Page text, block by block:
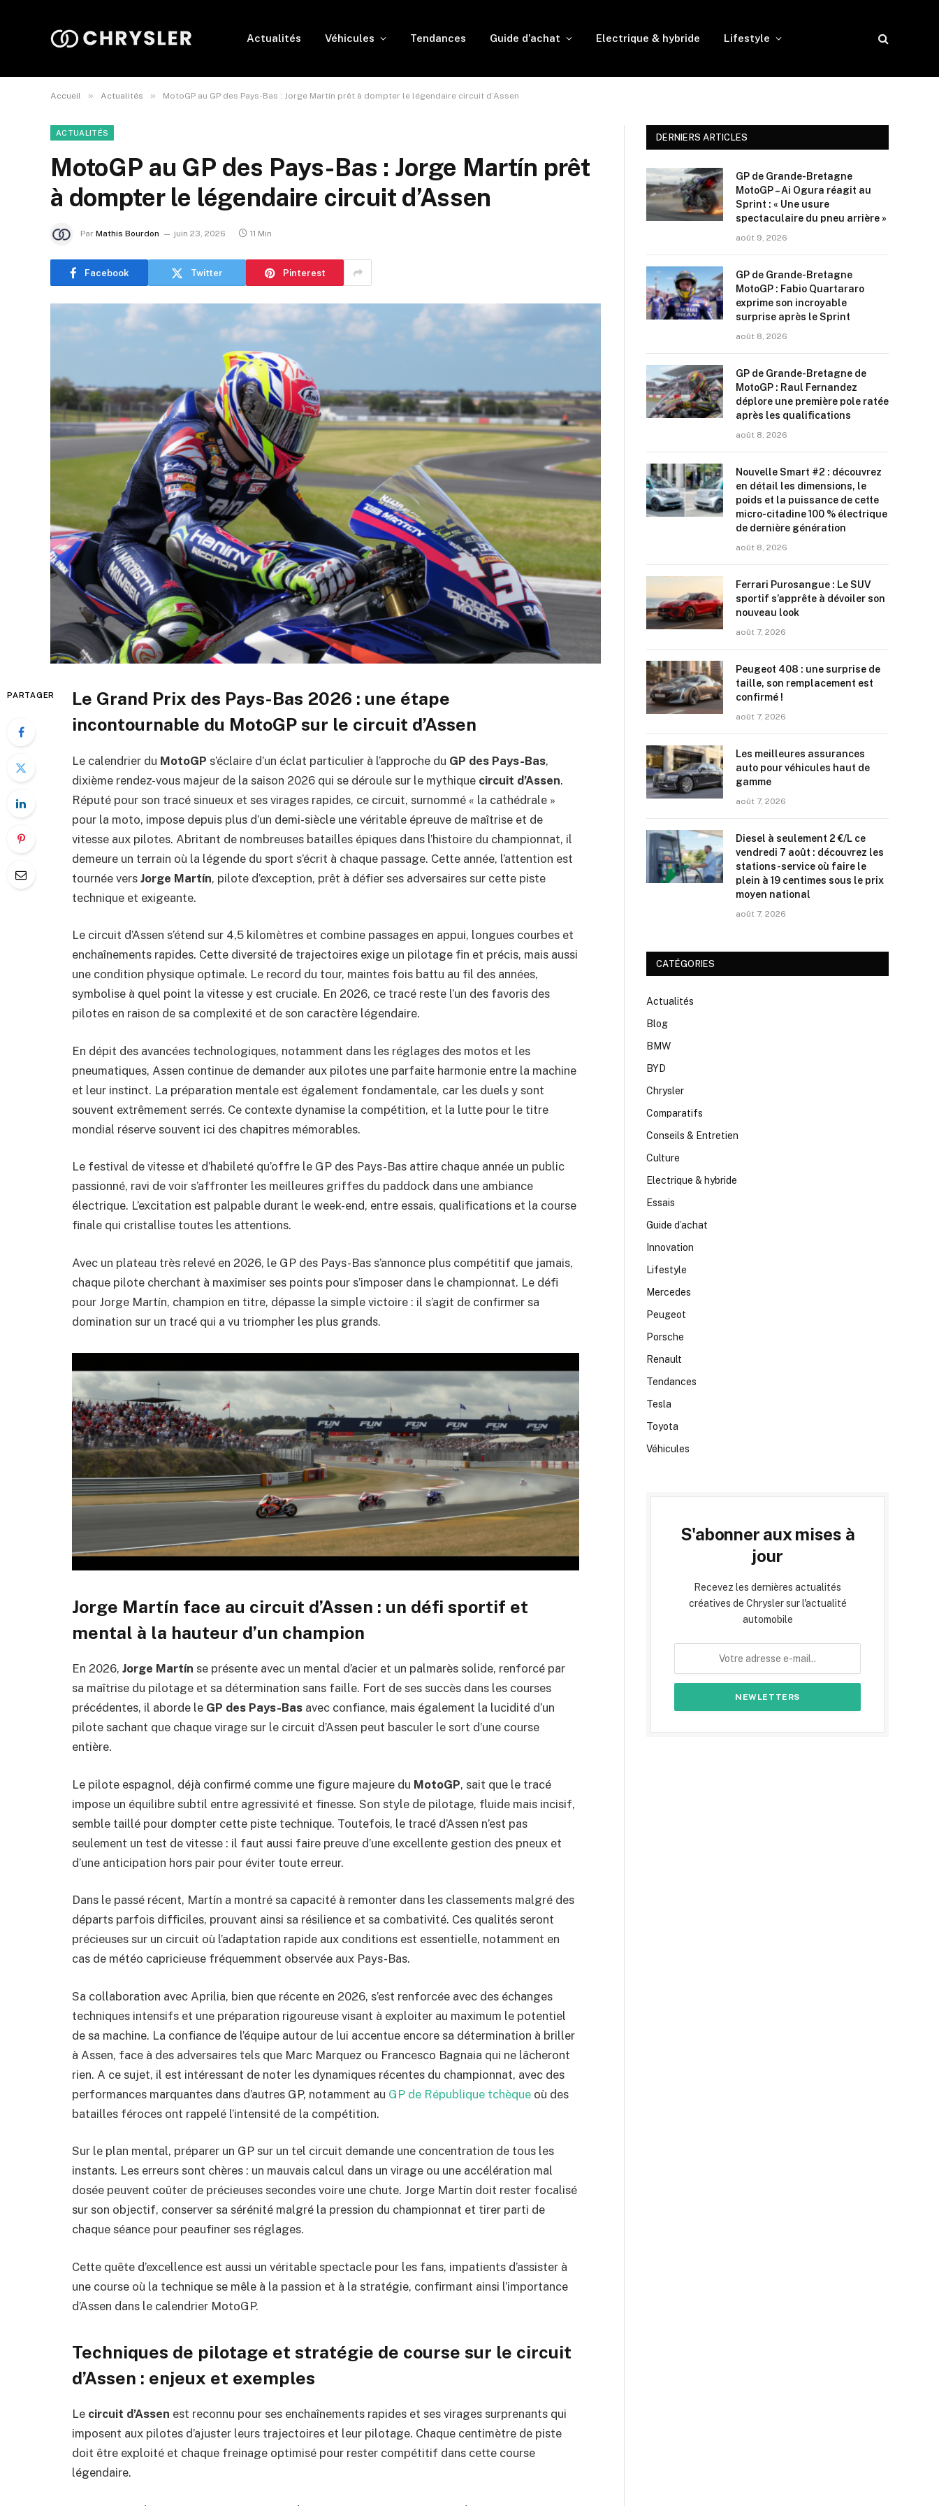
Actualités Véhicules Tendances Guide d’achat Electrique & hybride Lifestyle
Accueil » Actualités » MotoGP au GP des Pays-Bas : Jorge Martín prêt à dompter le légendaire circuit d’Assen
ACTUALITÉS
MotoGP au GP des Pays-Bas : Jorge Martín prêt
à dompter le légendaire circuit d’Assen
Par Mathis Bourdon juin 23, 2026 11 Min
Facebook Twitter Pinterest
PARTAGER
Le Grand Prix des Pays-Bas 2026 : une étape
incontournable du MotoGP sur le circuit d’Assen
Le calendrier du MotoGP s’éclaire d’un éclat particulier à l’approche du GP des Pays-Bas,
dixième rendez-vous majeur de la saison 2026 qui se déroule sur le mythique circuit d’Assen.
Réputé pour son tracé sinueux et ses virages rapides, ce circuit, surnommé « la cathédrale »
pour la moto, impose depuis plus d’un demi-siècle une véritable épreuve de maîtrise et de
vitesse aux pilotes. Abritant de nombreuses batailles épiques dans l’histoire du championnat, il
demeure un terrain où la légende du sport s’écrit à chaque passage. Cette année, l’attention est
tournée vers Jorge Martín, pilote d’exception, prêt à défier ses adversaires sur cette piste
technique et exigeante.
Le circuit d’Assen s’étend sur 4,5 kilomètres et combine passages en appui, longues courbes et
enchaînements rapides. Cette diversité de trajectoires exige un pilotage fin et précis, mais aussi
une condition physique optimale. Le record du tour, maintes fois battu au fil des années,
symbolise à quel point la vitesse y est cruciale. En 2026, ce tracé reste l’un des favoris des
pilotes en raison de sa complexité et de son caractère légendaire.
En dépit des avancées technologiques, notamment dans les réglages des motos et les
pneumatiques, Assen continue de demander aux pilotes une parfaite harmonie entre la machine
et leur instinct. La préparation mentale est également fondamentale, car les duels y sont
souvent extrêmement serrés. Ce contexte dynamise la compétition, et la lutte pour le titre
mondial réserve souvent ici des chapitres mémorables.
Le festival de vitesse et d’habileté qu’offre le GP des Pays-Bas attire chaque année un public
passionné, ravi de voir s’affronter les meilleures griffes du paddock dans une ambiance
électrique. L’excitation est palpable durant le week-end, entre essais, qualifications et la course
finale qui cristallise toutes les attentions.
Avec un plateau très relevé en 2026, le GP des Pays-Bas s’annonce plus compétitif que jamais,
chaque pilote cherchant à maximiser ses points pour s’imposer dans le championnat. Le défi
pour Jorge Martín, champion en titre, dépasse la simple victoire : il s’agit de confirmer sa
domination sur un tracé qui a vu triompher les plus grands.
Jorge Martín face au circuit d’Assen : un défi sportif et
mental à la hauteur d’un champion
En 2026, Jorge Martín se présente avec un mental d’acier et un palmarès solide, renforcé par
sa maîtrise du pilotage et sa détermination sans faille. Fort de ses succès dans les courses
précédentes, il aborde le GP des Pays-Bas avec confiance, mais également la lucidité d’un
pilote sachant que chaque virage sur le circuit d’Assen peut basculer le sort d’une course
entière.
Le pilote espagnol, déjà confirmé comme une figure majeure du MotoGP, sait que le tracé
impose un équilibre subtil entre agressivité et finesse. Son style de pilotage, fluide mais incisif,
semble taillé pour dompter cette piste technique. Toutefois, le tracé d’Assen n’est pas
seulement un test de vitesse : il faut aussi faire preuve d’une excellente gestion des pneux et
d’une anticipation hors pair pour éviter toute erreur.
Dans le passé récent, Martín a montré sa capacité à remonter dans les classements malgré des
départs parfois difficiles, prouvant ainsi sa résilience et sa combativité. Ces qualités seront
précieuses sur un circuit où l’adaptation rapide aux conditions est essentielle, notamment en
cas de météo capricieuse fréquemment observée aux Pays-Bas.
Sa collaboration avec Aprilia, bien que récente en 2026, s’est renforcée avec des échanges
techniques intensifs et une préparation rigoureuse visant à exploiter au maximum le potentiel
de sa machine. La confiance de l’équipe autour de lui accentue encore sa détermination à briller
à Assen, face à des adversaires tels que Marc Marquez ou Francesco Bagnaia qui ne lâcheront
rien. A ce sujet, il est intéressant de noter les dynamiques récentes du championnat, avec des
performances marquantes dans d’autres GP, notamment au GP de République tchèque où des
batailles féroces ont rappelé l’intensité de la compétition.
Sur le plan mental, préparer un GP sur un tel circuit demande une concentration de tous les
instants. Les erreurs sont chères : un mauvais calcul dans un virage ou une accélération mal
dosée peuvent coûter de précieuses secondes voire une chute. Jorge Martín doit rester focalisé
sur son objectif, conserver sa sérénité malgré la pression du championnat et tirer parti de
chaque séance pour peaufiner ses réglages.
Cette quête d’excellence est aussi un véritable spectacle pour les fans, impatients d’assister à
une course où la technique se mêle à la passion et à la stratégie, confirmant ainsi l’importance
d’Assen dans le calendrier MotoGP.
Techniques de pilotage et stratégie de course sur le circuit
d’Assen : enjeux et exemples
Le circuit d’Assen est reconnu pour ses enchaînements rapides et ses virages surprenants qui
imposent aux pilotes d’ajuster leurs trajectoires et leur pilotage. Chaque centimètre de piste
doit être exploité et chaque freinage optimisé pour rester compétitif dans cette course
légendaire.
DERNIERS ARTICLES
GP de Grande-Bretagne
MotoGP – Ai Ogura réagit au
Sprint : « Une usure
spectaculaire du pneu arrière »
août 9, 2026
GP de Grande-Bretagne
MotoGP : Fabio Quartararo
exprime son incroyable
surprise après le Sprint
août 8, 2026
GP de Grande-Bretagne de
MotoGP : Raul Fernandez
déplore une première pole ratée
après les qualifications
août 8, 2026
Nouvelle Smart #2 : découvrez
en détail les dimensions, le
poids et la puissance de cette
micro-citadine 100 % électrique
de dernière génération
août 8, 2026
Ferrari Purosangue : Le SUV
sportif s’apprête à dévoiler son
nouveau look
août 7, 2026
Peugeot 408 : une surprise de
taille, son remplacement est
confirmé !
août 7, 2026
Les meilleures assurances
auto pour véhicules haut de
gamme
août 7, 2026
Diesel à seulement 2 €/L ce
vendredi 7 août : découvrez les
stations-service où faire le
plein à 19 centimes sous le prix
moyen national
août 7, 2026
CATÉGORIES
Actualités
Blog
BMW
BYD
Chrysler
Comparatifs
Conseils & Entretien
Culture
Electrique & hybride
Essais
Guide d’achat
Innovation
Lifestyle
Mercedes
Peugeot
Porsche
Renault
Tendances
Tesla
Toyota
Véhicules
S'abonner aux mises à
jour
Recevez les dernières actualités
créatives de Chrysler sur l'actualité
automobile